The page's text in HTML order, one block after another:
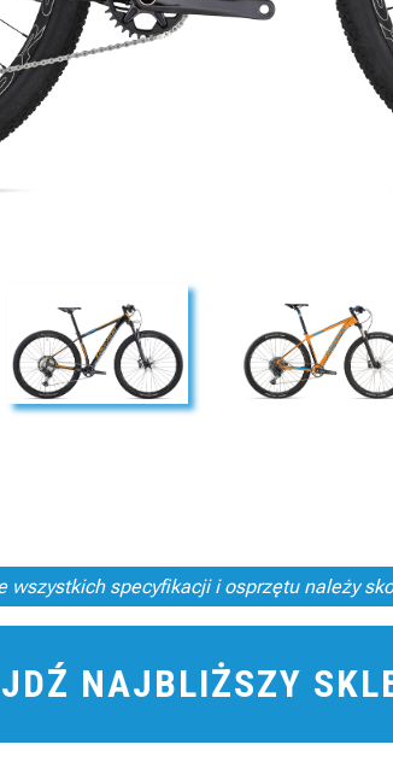
wszystkich specyfikacji i osprzętu należy
NAJBLIŻSZY